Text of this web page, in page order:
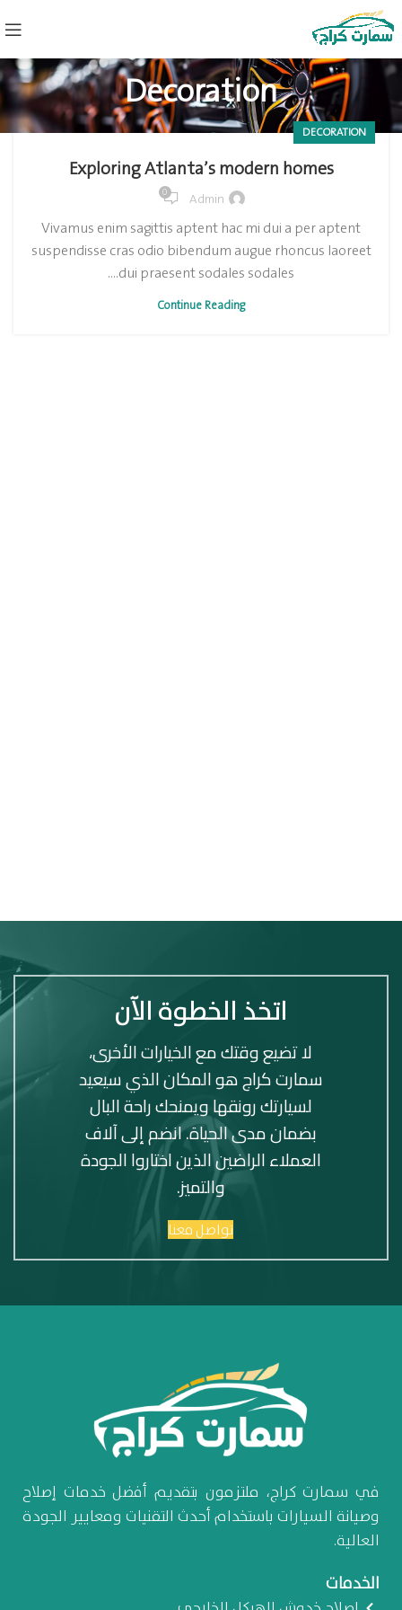
Decoration
DECORATION
Exploring Atlanta’s modern homes
Admin
0
Vivamus enim sagittis aptent hac mi dui a per aptent
suspendisse cras odio bibendum augue rhoncus laoreet
dui praesent sodales sodales....
Continue Reading
اتخذ الخطوة الآن
لا تضيع وقتك مع الخيارات الأخرى،
سمارت كراج هو المكان الذي سيعيد
لسيارتك رونقها ويمنحك راحة البال
بضمان مدى الحياة. انضم إلى آلاف
العملاء الراضين الذين اختاروا الجودة
والتميز.
تواصل معنا
في سمارت كراج، ملتزمون بتقديم أفضل خدمات إصلاح
وصيانة السيارات باستخدام أحدث التقنيات ومعايير الجودة
العالية.
الخدمات